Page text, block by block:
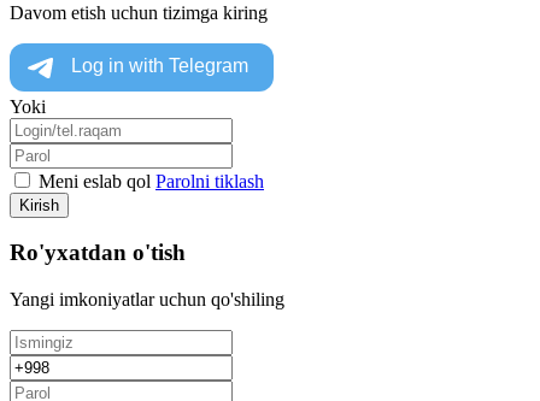
Davom etish uchun tizimga kiring
Yoki
Meni eslab qol Parolni tiklash
Kirish
Ro'yxatdan o'tish
Yangi imkoniyatlar uchun qo'shiling